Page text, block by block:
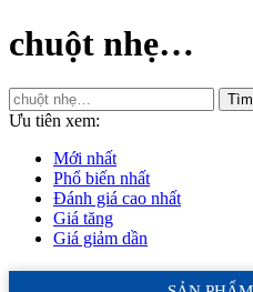
chuột nhẹ…
Ưu tiên xem:
Mới nhất
Phổ biến nhất
Đánh giá cao nhất
Giá tăng
Giá giảm dần